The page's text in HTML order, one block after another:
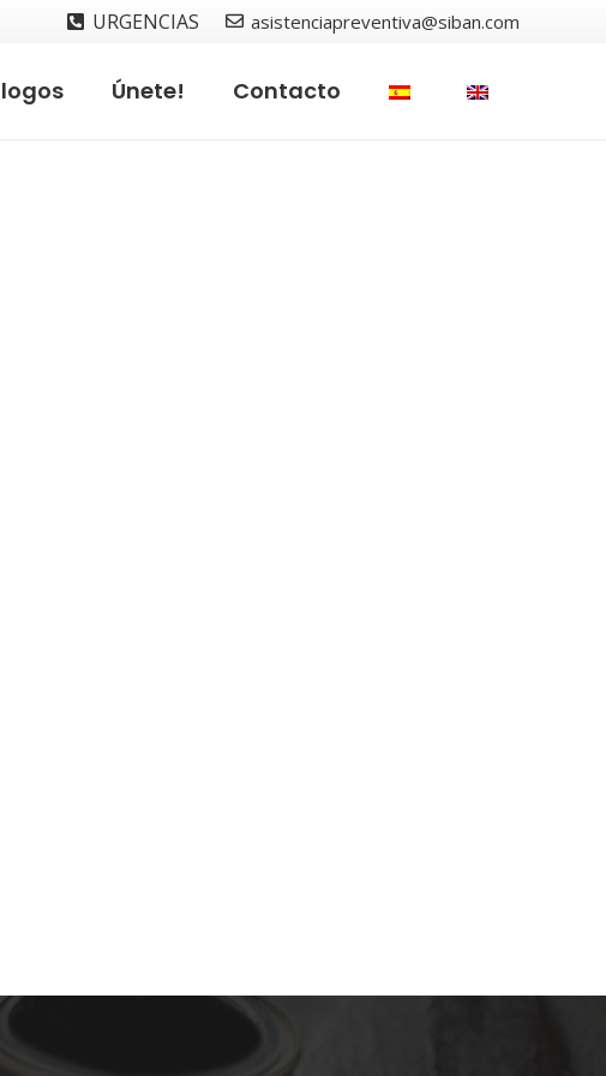
URGENCIAS asistenciapreventiva@siban.com
Únete! Contacto